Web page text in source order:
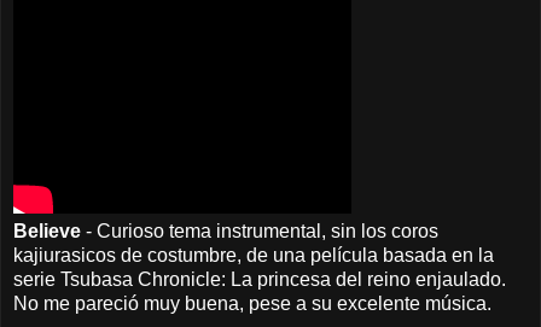
Believe - Curioso tema instrumental, sin los coros
kajiurasicos de costumbre, de una película basada en la
serie Tsubasa Chronicle: La princesa del reino enjaulado.
No me pareció muy buena, pese a su excelente música.